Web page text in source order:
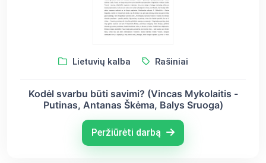
Lietuvių kalba Rašiniai
Kodėl svarbu būti savimi? (Vincas Mykolaitis -
Putinas, Antanas Škėma, Balys Sruoga)
Peržiūrėti darbą